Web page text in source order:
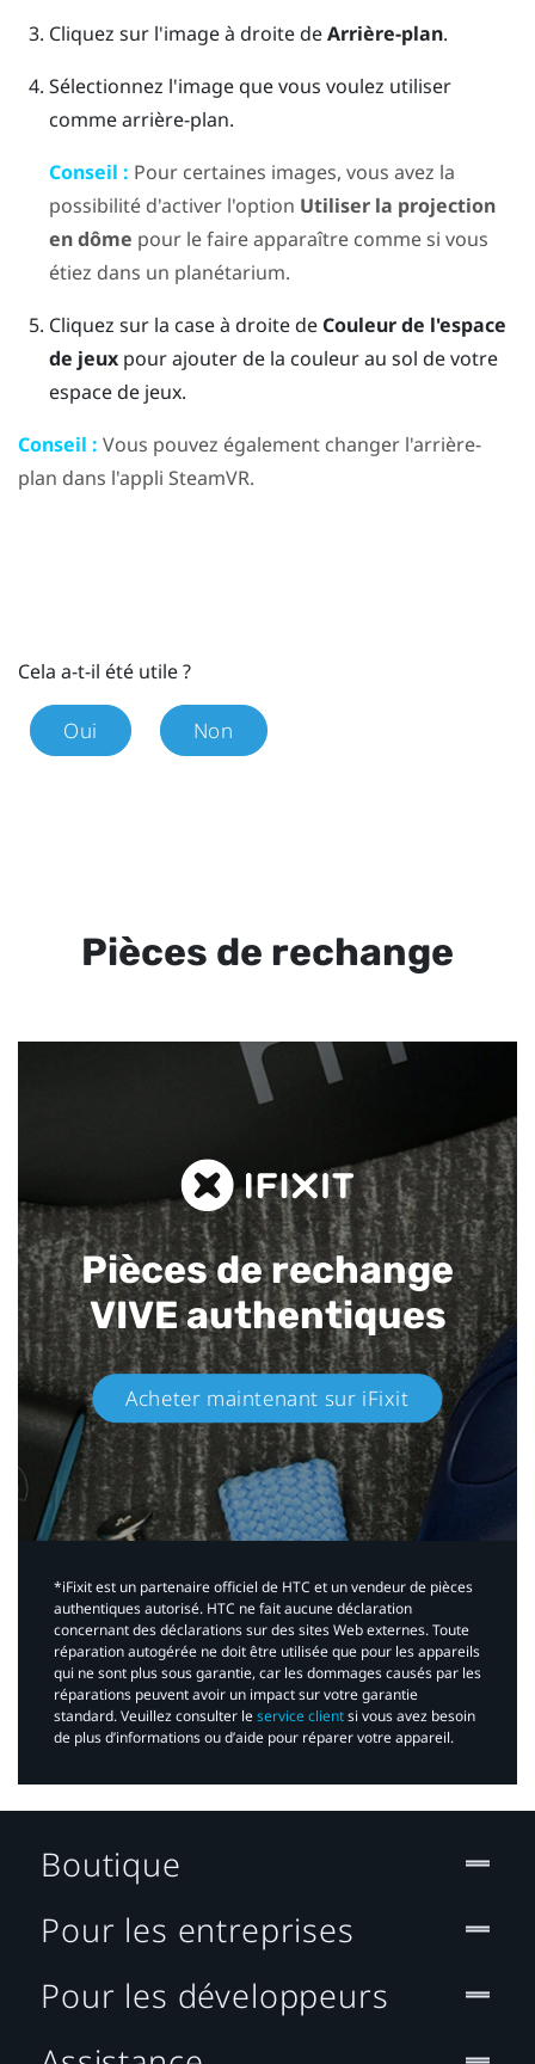
Cliquez sur l'image à droite deArrière-plan.
Sélectionnez l'image que vous voulez utiliser
comme arrière-plan.
Conseil : Pour certaines images, vous avez la
possibilité d'activer l'option Utiliser la projection
en dôme pour le faire apparaître comme si vous
étiez dans un planétarium.
Cliquez sur la case à droite de Couleur de l'espace
de jeuxpour ajouter de la couleur au sol de votre
espace de jeux.
Conseil : Vous pouvez également changer l'arrière-
plan dans l'appli SteamVR.
Cela a-t-il été utile ?
Oui Non
Pièces de rechange
Pièces de rechange
VIVE authentiques​
Acheter maintenant sur iFixit​
*iFixit est un partenaire officiel de HTC et un vendeur de pièces
authentiques autorisé. HTC ne fait aucune déclaration
concernant des déclarations sur des sites Web externes. Toute
réparation autogérée ne doit être utilisée que pour les appareils
qui ne sont plus sous garantie, car les dommages causés par les
réparations peuvent avoir un impact sur votre garantie
standard. Veuillez consulter leservice clientsi vous avez besoin
de plus d’informations ou d’aide pour réparer votre appareil.​
Boutique
Pour les entreprises
Pour les développeurs